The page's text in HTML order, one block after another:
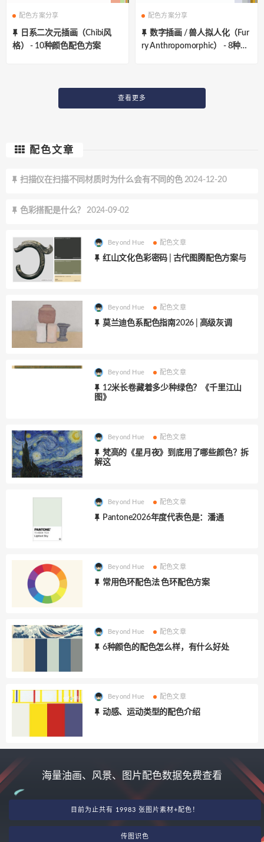
配色方案分享
日系二次元插画（Chibi风
格） - 10种颜色配色方案
配色方案分享
数字插画 / 兽人拟人化（Fur
ry Anthropomorphic） - 8种颜
查看更多
配色文章
扫描仪在扫描不同材质时为什么会有不同的色 2024-12-20
色彩搭配是什么？ 2024-09-02
Beyond Hue 配色文章
红山文化色彩密码 | 古代图腾配色方案与
Beyond Hue 配色文章
莫兰迪色系配色指南2026 | 高级灰调
Beyond Hue 配色文章
12米长卷藏着多少种绿色？《千里江山
图》
Beyond Hue 配色文章
梵高的《星月夜》到底用了哪些颜色？拆
解这
Beyond Hue 配色文章
Pantone2026年度代表色是：潘通
Beyond Hue 配色文章
常用色环配色法 色环配色方案
Beyond Hue 配色文章
6种颜色的配色怎么样，有什么好处
Beyond Hue 配色文章
动感、运动类型的配色介绍
海量油画、风景、图片配色数据免费查看
目前为止共有 19983 张图片素材+配色！
传图识色